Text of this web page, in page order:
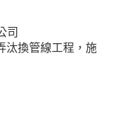
司
汰換管線工程，施